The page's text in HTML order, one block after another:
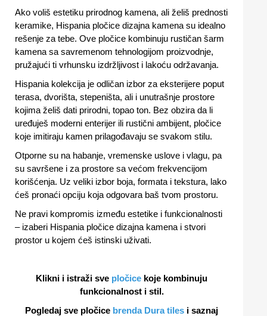
Ako voliš estetiku prirodnog kamena, ali želiš prednosti
keramike, Hispania pločice dizajna kamena su idealno
rešenje za tebe. Ove pločice kombinuju rustičan šarm
kamena sa savremenom tehnologijom proizvodnje,
pružajući ti vrhunsku izdržljivost i lakoću održavanja.
Hispania kolekcija je odličan izbor za eksterijere poput
terasa, dvorišta, stepeništa, ali i unutrašnje prostore
kojima želiš dati prirodni, topao ton. Bez obzira da li
uređuješ moderni enterijer ili rustični ambijent, pločice
koje imitiraju kamen prilagođavaju se svakom stilu.
Otporne su na habanje, vremenske uslove i vlagu, pa
su savršene i za prostore sa većom frekvencijom
korišćenja. Uz veliki izbor boja, formata i tekstura, lako
ćeš pronaći opciju koja odgovara baš tvom prostoru.
Ne pravi kompromis između estetike i funkcionalnosti
– izaberi Hispania pločice dizajna kamena i stvori
prostor u kojem ćeš istinski uživati.
Klikni i istraži sve pločice koje kombinuju
funkcionalnost i stil.
Pogledaj sve pločice brenda Dura tiles i saznaj